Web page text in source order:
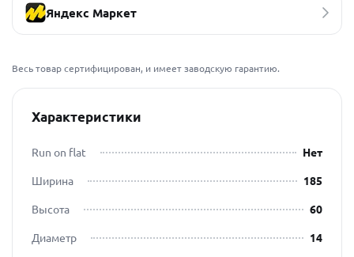
Яндекс Маркет
Весь товар сертифицирован, и имеет заводскую гарантию.
Характеристики
Run on flat
Нет
Ширина
185
Высота
60
Диаметр
14